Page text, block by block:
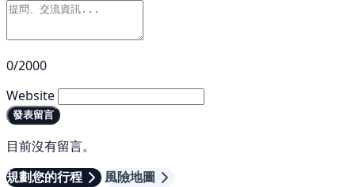
0/2000
Website
發表留言
目前沒有留言。
規劃您的行程
風險地圖